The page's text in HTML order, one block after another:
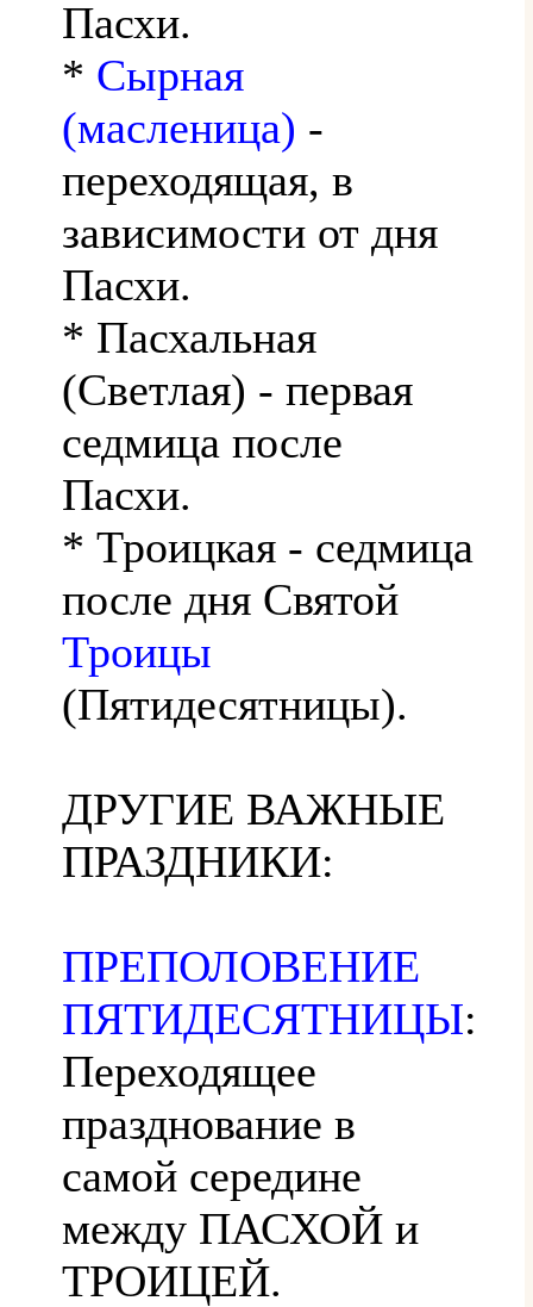
Пасхи.
* Сырная
(масленица) -
переходящая, в
зависимости от дня
Пасхи.
* Пасхальная
(Светлая) - первая
седмица после
Пасхи.
* Троицкая - седмица
после дня Святой
Троицы
(Пятидесятницы).
ДРУГИЕ ВАЖНЫЕ
ПРАЗДНИКИ:
ПРЕПОЛОВЕНИЕ
ПЯТИДЕСЯТНИЦЫ:
Переходящее
празднование в
самой середине
между ПАСХОЙ и
ТРОИЦЕЙ.